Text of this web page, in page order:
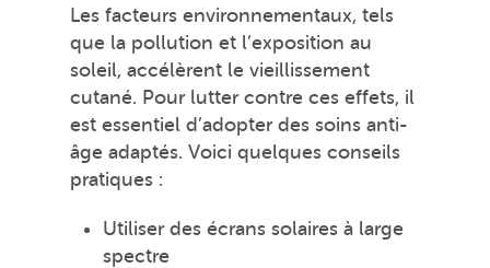
Les facteurs environnementaux, tels
que la pollution et l’exposition au
soleil, accélèrent le vieillissement
cutané. Pour lutter contre ces effets, il
est essentiel d’adopter des soins anti-
âge adaptés. Voici quelques conseils
pratiques :
Utiliser des écrans solaires à large
spectre